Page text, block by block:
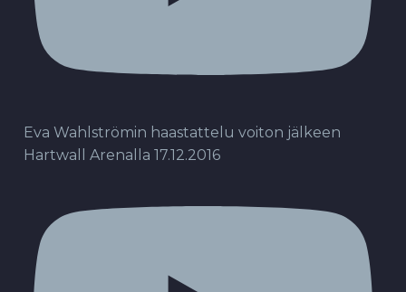
Eva Wahlströmin haastattelu voiton jälkeen
Hartwall Arenalla 17.12.2016